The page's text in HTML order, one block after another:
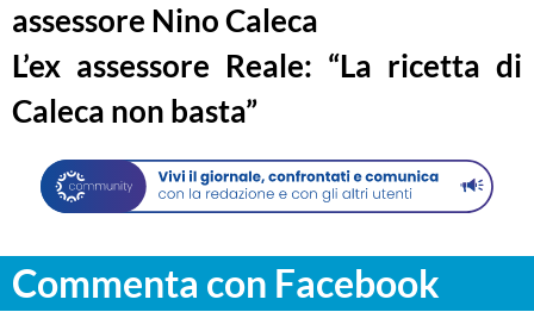
assessore Nino Caleca
L’ex assessore Reale: “La ricetta di
Caleca non basta”
Commenta con Facebook